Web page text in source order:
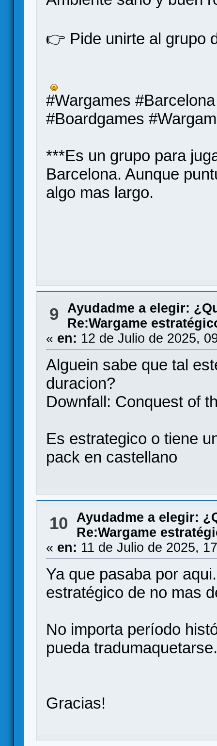
👉 Pide unirte al grupo
#Wargames
#Boardgames
***Es un grupo para
Barcelona. Aunque
algo mas largo.
9 Ayudadme a elegir:
Re:Wargame
« en: 12 de Julio de 2025,
Alguein sabe que tal
duracion?
Downfall: Conquest of
Es estrategico o tiene
pack en castellano
10
Ayudadme a elegir:
Re:Wargame
« en: 11 de Julio de 2025,
Ya que pasaba por
estratégico de no mas
No importa período
pueda
Gracias!